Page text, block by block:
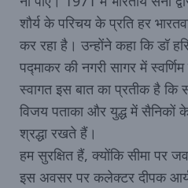
शौर्य के परिचय के प्रति हर
कर रहा है। उन्होंने कहा कि डॉ
पद्माकर की नगरी सागर में
स्वागत इस बात का प्रतीक है कि
विजय पताका और युद्ध में सैनिकों
श्रद्धा रखते हैं।
हम सुरक्षित हैं, क्योंकि सीमा पर
इस अवसर पर कलेक्टर दीपक